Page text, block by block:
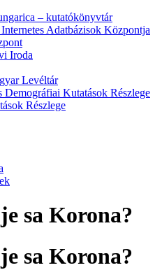
– kutatókönyvtár
Adatbázisok Központja
Iroda
Levéltár
Demográfiai Kutatások Részlege
Részlege
sa Korona?
sa Korona?